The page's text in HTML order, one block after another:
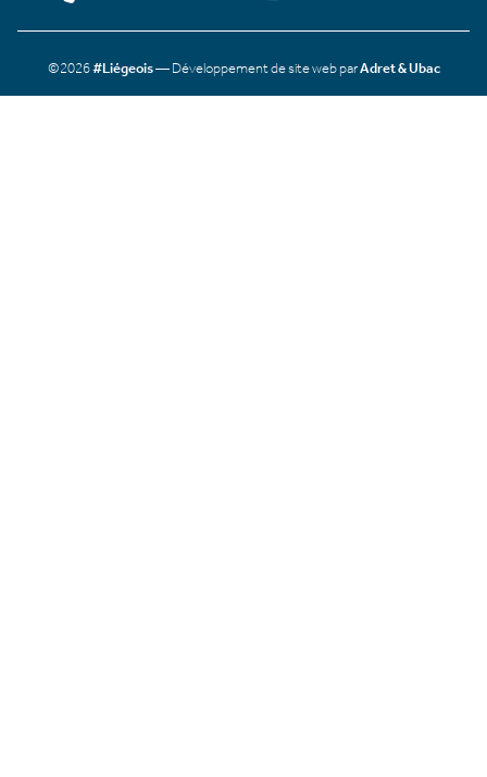
©2026#Liégeois— Développement de site web parAdret & Ubac